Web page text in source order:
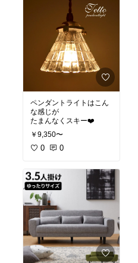
ペンダントライトはこん
な感じが
たまんなくスキー❤️
￥9,350〜
0 0